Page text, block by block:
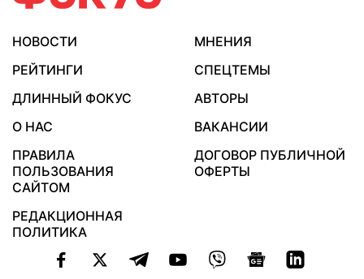
НОВОСТИ
МНЕНИЯ
РЕЙТИНГИ
СПЕЦТЕМЫ
ДЛИННЫЙ ФОКУС
АВТОРЫ
О НАС
ВАКАНСИИ
ПРАВИЛА
ПОЛЬЗОВАНИЯ
САЙТОМ
ДОГОВОР ПУБЛИЧНОЙ
ОФЕРТЫ
РЕДАКЦИОННАЯ
ПОЛИТИКА